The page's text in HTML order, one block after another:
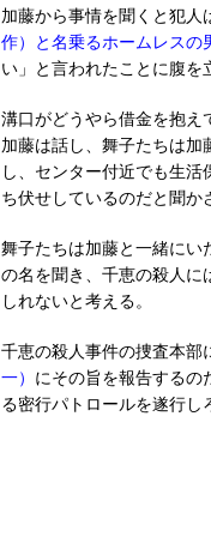
加藤から事情を聞くと犯
作）と名乗るホームレスの
い」と言われたことに腹を
溝口がどうやら借金を抱え
加藤は話し、舞子たちは
し、センター付近でも生
ち伏せしているのだと聞か
舞子たちは加藤と一緒に
の名を聞き、千恵の殺人に
しれないと考える。
千恵の殺人事件の捜査本部
一） にその旨を報告するの
る密行パトロールを遂行し